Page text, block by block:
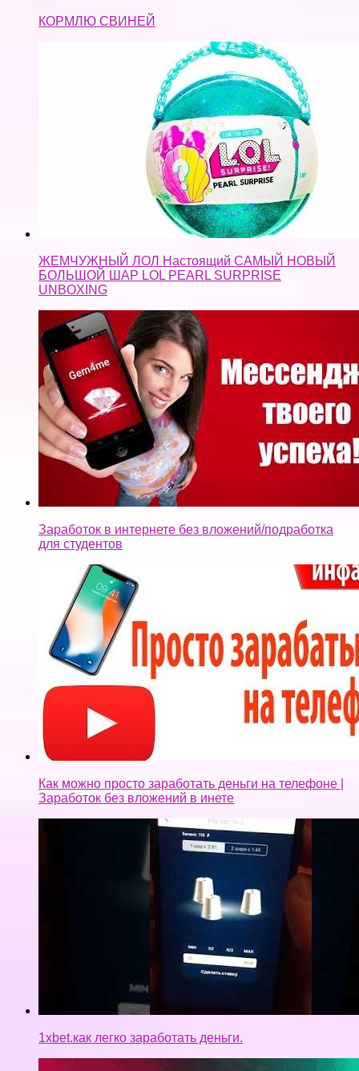
КОРМЛЮ СВИНЕЙ
ЖЕМЧУЖНЫЙ ЛОЛ Настоящий САМЫЙ НОВЫЙ
БОЛЬШОЙ ШАР LOL PEARL SURPRISE
UNBOXING
Заработок в интернете без вложений/подработка
для студентов
Как можно просто заработать деньги на телефоне |
Заработок без вложений в инете
1xbet.как легко заработать деньги.